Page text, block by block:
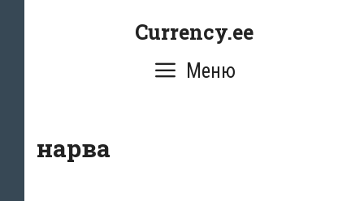
Currency.ee
Меню
нарва